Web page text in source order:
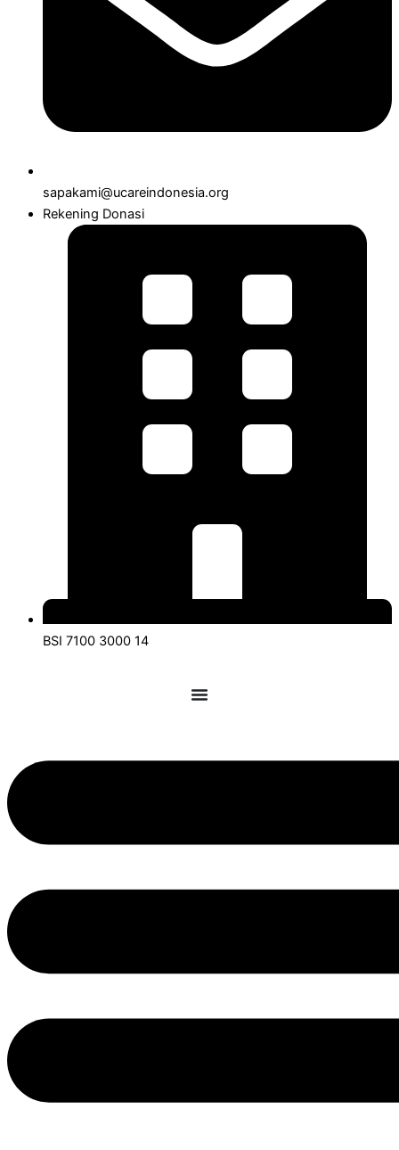
sapakami@ucareindonesia.org
Rekening Donasi
BSI 7100 3000 14